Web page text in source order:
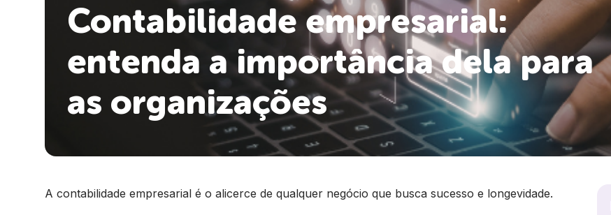
Contabilidade empresarial:
entenda a importância dela para
as organizações
A contabilidade empresarial é o alicerce de qualquer negócio que busca sucesso e longevidade.